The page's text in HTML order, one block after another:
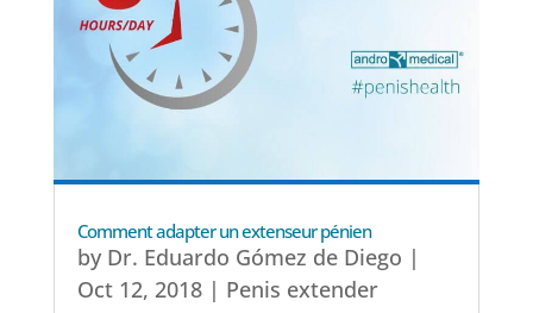
Comment adapter un extenseur pénien
by Dr. Eduardo Gómez de Diego |
Oct 12, 2018| Penis extender